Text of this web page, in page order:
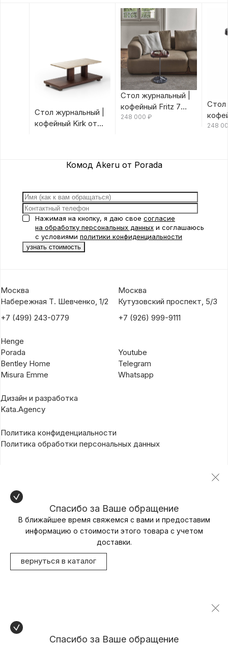
Стол журнальный |
кофейный Kirk от
Стол журнальный |
кофейный Fritz 7
Canaletta/Rosso
248 000 ₽
Стол
248
Комод Akeru от Porada
Нажимая на кнопку, я даю свое согласие
на обработку персональных данных и соглашаюсь
с условиями политики конфиденциальности
Москва
Набережная Т. Шевченко, 1/2
+7 (499) 243-0779
Москва
Кутузовский проспект, 5/3
+7 (926) 999-9111
Henge
Porada
Bentley Home
Misura Emme
Youtube
Telegram
Whatsapp
Дизайн и разработка
Kata.Agency
Политика конфиденциальности
Политика обработки персональных данных
Спасибо за Ваше обращение
В ближайшее время свяжемся с вами и предоставим
информацию о стоимости этого товара с учетом
доставки.
вернуться в каталог
Спасибо за Ваше обращение